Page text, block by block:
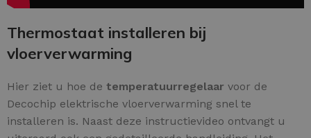
Thermostaat installeren bij
vloerverwarming
Hier ziet u hoe de temperatuurregelaar voor de
Decochip elektrische vloerverwarming snel te
installeren is. Naast deze instructievideo ontvangt u